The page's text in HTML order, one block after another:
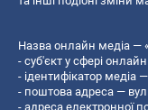
Назва онлайн медіа —
- суб'єкт у сфері
- ідентифікатор медіа
- поштова адреса —
- адреса електронної